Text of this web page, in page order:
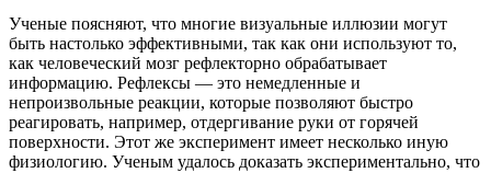
Ученые поясняют, что многие визуальные иллюзии могут
быть настолько эффективными, так как они используют то,
как человеческий мозг рефлекторно обрабатывает
информацию. Рефлексы — это немедленные и
непроизвольные реакции, которые позволяют быстро
реагировать, например, отдергивание руки от горячей
поверхности. Этот же эксперимент имеет несколько иную
физиологию. Ученым удалось доказать экспериментально, что